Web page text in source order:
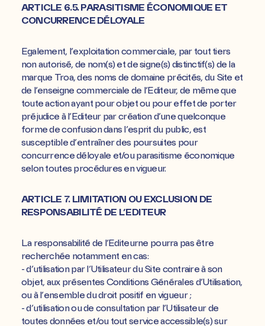
ARTICLE 6.5. PARASITISME ÉCONOMIQUE ET
CONCURRENCE DÉLOYALE
Egalement, l’exploitation commerciale, par tout tiers
non autorisé, de nom(s) et de signe(s) distinctif(s) de la
marque Troa, des noms de domaine précités, du Site et
de l’enseigne commerciale de l’Editeur, de même que
toute action ayant pour objet ou pour effet de porter
préjudice à l’Editeur par création d’une quelconque
forme de confusion dans l’esprit du public, est
susceptible d’entraîner des poursuites pour
concurrence déloyale et/ou parasitisme économique
selon toutes procédures en vigueur.
ARTICLE 7. LIMITATION OU EXCLUSION DE
RESPONSABILITÉ DE L’EDITEUR
La responsabilité de l’Editeurne pourra pas être
recherchée notamment en cas:
- d’utilisation par l’Utilisateur du Site contraire à son
objet, aux présentes Conditions Générales d’Utilisation,
ou à l’ensemble du droit positif en vigueur ;
- d’utilisation ou de consultation par l’Utilisateur de
toutes données et/ou tout service accessible(s) sur